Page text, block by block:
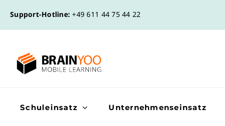
Support-Hotline: +49 611 44 75 44 22
Schuleinsatz Unternehmenseinsatz